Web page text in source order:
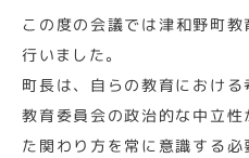
この度の会議では津和野町
行いました。
町長は、自らの教育における
教育委員会の政治的な中立
た関わり方を常に意識する